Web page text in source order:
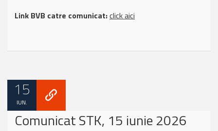
Link BVB catre comunicat:click aici
15
IUN.
Comunicat STK, 15 iunie 2026